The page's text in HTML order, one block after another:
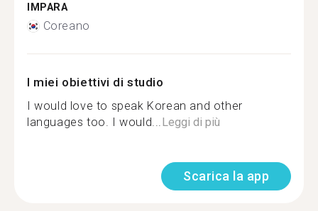
IMPARA
Coreano
I miei obiettivi di studio
I would love to speak Korean and other
languages too. I would...Leggi di più
Scarica la app